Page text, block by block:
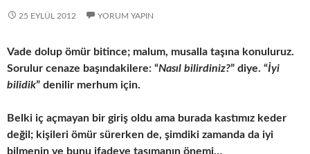
25 EYLÜL 2012 YORUM YAPIN
Vade dolup ömür bitince; malum, musalla taşına konuluruz.
Sorulur cenaze başındakilere: “Nasıl bilirdiniz?” diye. “İyi
bilidik” denilir merhum için.
Belki iç açmayan bir giriş oldu ama burada kastımız keder
değil; kişileri ömür sürerken de, şimdiki zamanda da iyi
bilmenin ve bunu ifadeye taşımanın önemi…